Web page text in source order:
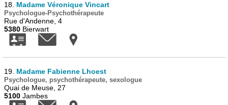
18. Madame Véronique Vincart
Psychologue-Psychothérapeute
Rue d'Andenne, 4
5380 Bierwart
19. Madame Fabienne Lhoest
Psychologue, psychothérapeute, sexologue
Quai de Meuse, 27
5100 Jambes